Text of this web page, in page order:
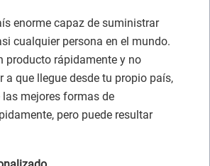
enorme capaz de suministrar
cualquier persona en el mundo.
producto rápidamente y no
a que llegue desde tu propio país,
las mejores formas de
pero puede resultar